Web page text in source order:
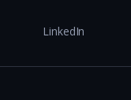
LinkedIn